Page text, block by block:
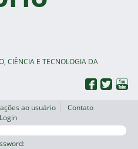
CIÊNCIA E TECNOLOGIA DA
ao usuário
Contato
Login